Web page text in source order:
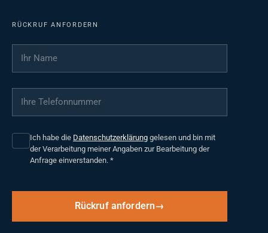
RÜCKRUF ANFORDERN
Ihr Name
Ihre Telefonnummer
Ich habe die Datenschutzerklärung gelesen und bin mit
der Verarbeitung meiner Angaben zur Bearbeitung der
Anfrage einverstanden. *
Rückruf anfordern